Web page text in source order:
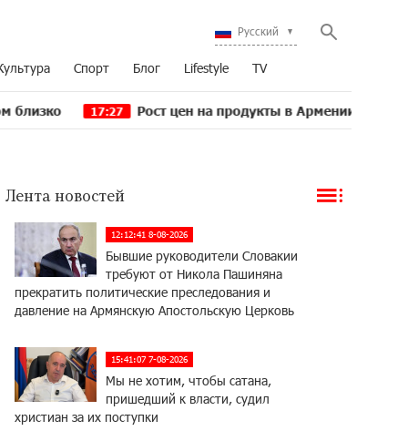
Русский
Спорт Блог Lifestyle TV
Рост цен на продукты в Армении ускорился до 8,6%:
Лента новостей
12:12:41 8-08-2026
Бывшие руководители Словакии
требуют от Никола Пашиняна
прекратить политические преследования и
давление на Армянскую Апостольскую Церковь
15:41:07 7-08-2026
Мы не хотим, чтобы сатана,
пришедший к власти, судил
христиан за их поступки